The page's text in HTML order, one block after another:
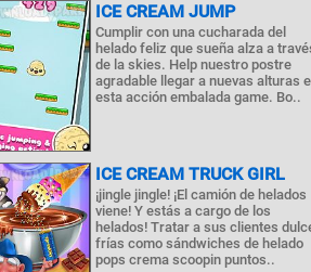
ICE CREAM JUMP
Cumplir con una cucharada del
helado feliz que sueña alza a
de la skies. Help nuestro postre
agradable llegar a nuevas alturas
esta acción embalada game. Bo..
ICE CREAM TRUCK GIRL
¡jingle jingle! ¡El camión de helados
viene! Y estás a cargo de los
helados! Tratar a sus clientes
frías como sándwiches de helado
pops crema scoopin puntos..